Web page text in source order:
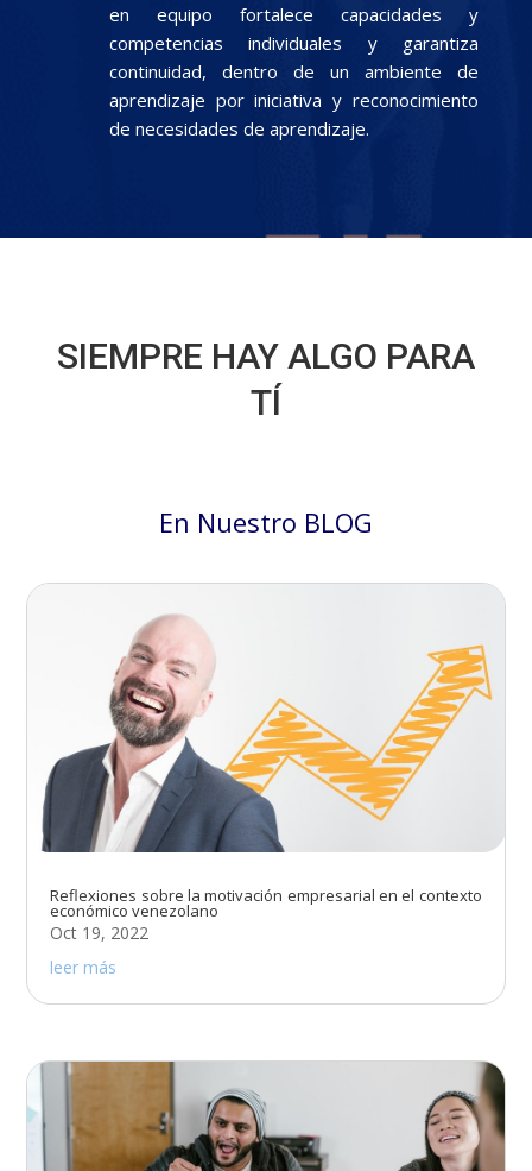
en equipo fortalece capacidades y
competencias individuales y garantiza
continuidad, dentro de un ambiente de
aprendizaje por iniciativa y reconocimiento
de necesidades de aprendizaje.
SIEMPRE HAY ALGO PARA
TÍ
En Nuestro BLOG
Reflexiones sobre la motivación empresarial en el contexto
económico venezolano
Oct 19, 2022
leer más